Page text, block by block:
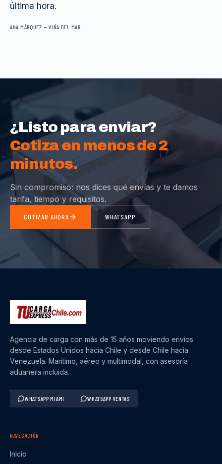
última hora.
ANA MÁRQUEZ —VIÑA DEL MAR
¿Listo para enviar?
Cotiza en menos de 2
minutos.
Sin compromiso: nos dices qué envías y te damos
tarifa, tiempo y requisitos.
COTIZAR AHORA WHATSAPP
Agencia de carga con más de 15 años moviendo envíos
desde Estados Unidos hacia Chile y desde Chile hacia
Venezuela. Marítimo, aéreo y multimodal, con asesoría
aduanera incluida.
WHATSAPP MIAMI WHATSAPP VENTAS
NAVEGACIÓN
Inicio